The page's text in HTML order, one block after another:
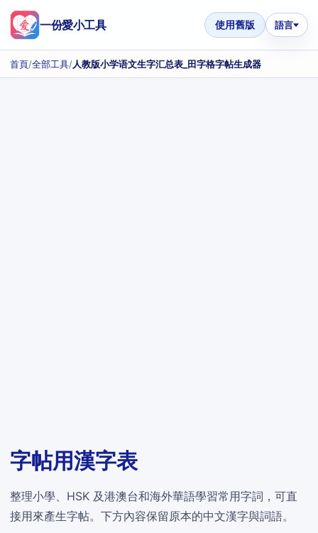
一份愛小工具 使用舊版 語言
首頁/全部工具/人教版小学语文生字汇总表_田字格字帖生成器
字帖用漢字表
整理小學、HSK 及港澳台和海外華語學習常用字詞，可直
接用來產生字帖。下方內容保留原本的中文漢字與詞語。